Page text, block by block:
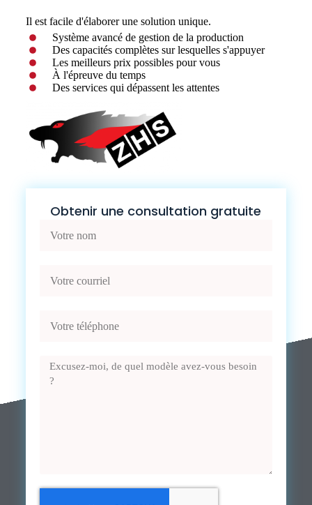
Il est facile d'élaborer une solution unique.
Système avancé de gestion de la production
Des capacités complètes sur lesquelles s'appuyer
Les meilleurs prix possibles pour vous
À l'épreuve du temps
Des services qui dépassent les attentes
Obtenir une consultation gratuite